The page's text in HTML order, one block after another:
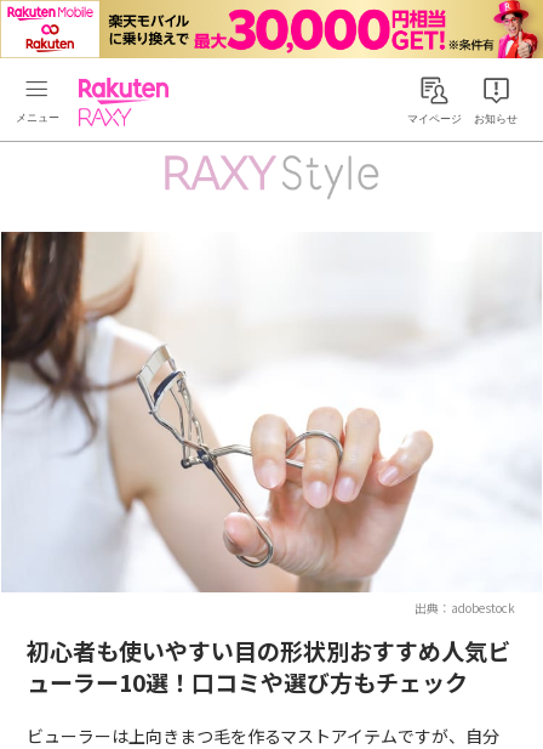
Rakuten RAXYマイページ お知らせ
出典：adobestock
初心者も使いやすい目の形状別おすすめ人気ビ
ューラー10選！口コミや選び方もチェック
ビューラーは上向きまつ毛を作るマストアイテムですが、自分